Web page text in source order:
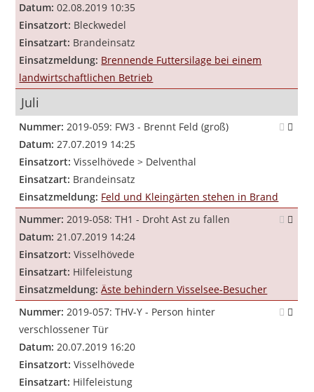
Datum: 02.08.2019 10:35
Einsatzort: Bleckwedel
Einsatzart: Brandeinsatz
Einsatzmeldung: Brennende Futtersilage bei einem
landwirtschaftlichen Betrieb
Juli
Nummer: 2019-059: FW3 - Brennt Feld (groß)
Datum: 27.07.2019 14:25
Einsatzort: Visselhövede > Delventhal
Einsatzart: Brandeinsatz
Einsatzmeldung: Feld und Kleingärten stehen in Brand
Nummer: 2019-058: TH1 - Droht Ast zu fallen
Datum: 21.07.2019 14:24
Einsatzort: Visselhövede
Einsatzart: Hilfeleistung
Einsatzmeldung: Äste behindern Visselsee-Besucher
Nummer: 2019-057: THV-Y - Person hinter
verschlossener Tür
Datum: 20.07.2019 16:20
Einsatzort: Visselhövede
Einsatzart: Hilfeleistung